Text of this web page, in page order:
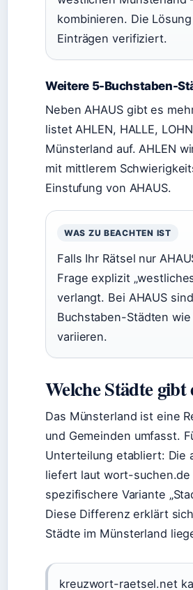
kombinieren. Die
Einträgen verifiziert.
Weitere 5-Buchstaben-
Neben AHAUS gibt es
listet AHLEN, HALLE,
Münsterland auf. AHLEN
mit mittlerem
Einstufung von AHAUS.
WAS ZU BEACHTEN IST
Falls Ihr Rätsel nur
Frage explizit
verlangt. Bei AHAUS
Buchstaben-Städten wie
variieren.
Welche Städte
Das Münsterland ist eine
und Gemeinden umfasst.
Unterteilung etabliert: Die
liefert laut wort-
spezifischere Variante
Diese Differenz erklärt
Städte im Münsterland
kreuzwort-raetsel.net